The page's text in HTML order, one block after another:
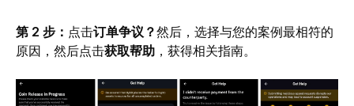
第 2 步： 点击订单争议？然后，选择与您的案例最相符的
原因，然后点击获取帮助 ，获得相关指南。